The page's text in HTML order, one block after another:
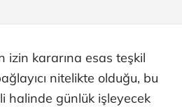
izin kararına esas teşkil
nitelikte olduğu, bu
halinde günlük işleyecek